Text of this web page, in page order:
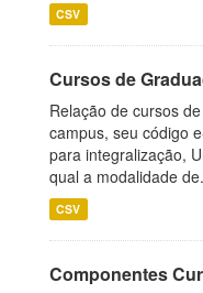
CSV
Cursos de
Relação de cursos
campus, seu código
para integralização,
qual a modalidade
CSV
Componentes